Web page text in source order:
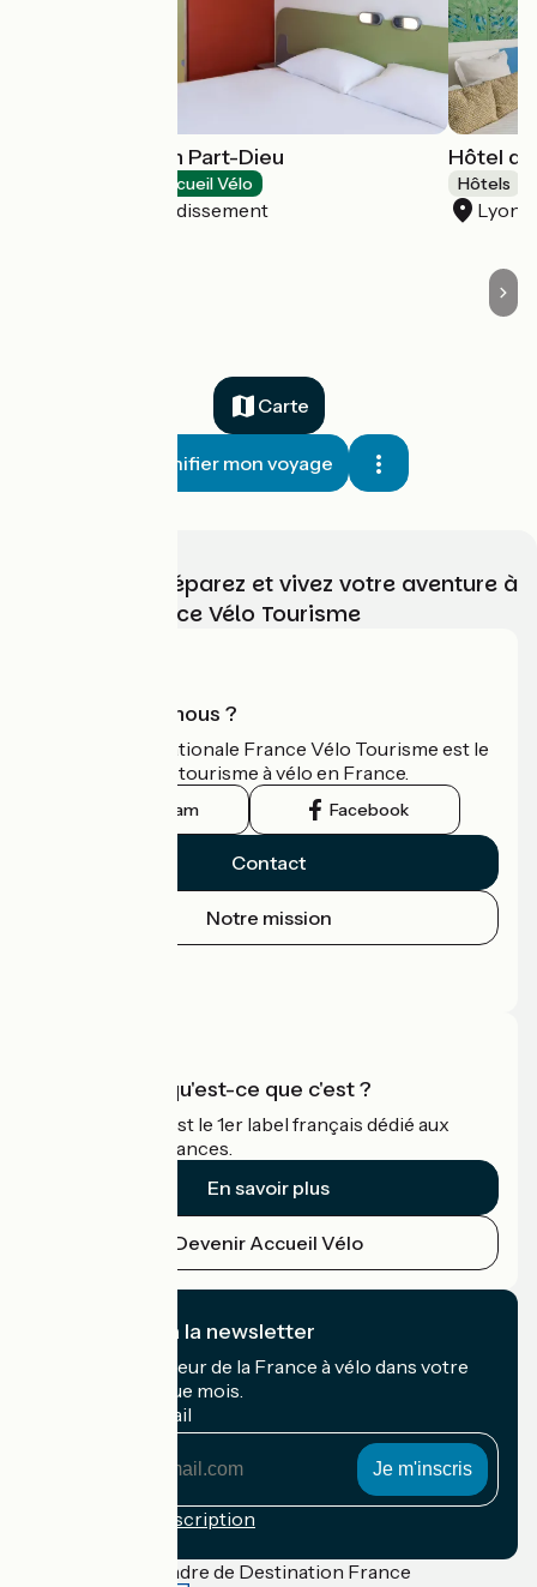
Ibis Budget Lyon Part-Dieu
Accueil Vélo
Lyon 3e Arrondissement
Hôtel
Hôtels
Lyon
Carte
Planifier mon voyage
Choisissez, préparez et vivez votre aventure à
vélo avec France Vélo Tourisme
Qui sommes-nous ?
L'association nationale France Vélo Tourisme est le
guide officiel du tourisme à vélo en France.
Instagram Facebook
Contact
Notre mission
Accueil Vélo qu'est-ce que c'est ?
Accueil Vélo c'est le 1er label français dédié aux
cyclistes en vacances.
En savoir plus
Devenir Accueil Vélo
Je m'abonne à la newsletter
Recevez le meilleur de la France à vélo dans votre
boîte mail chaque mois.
Mon adresse mail
Conditions d'inscription
Financé dans le cadre de Destination France